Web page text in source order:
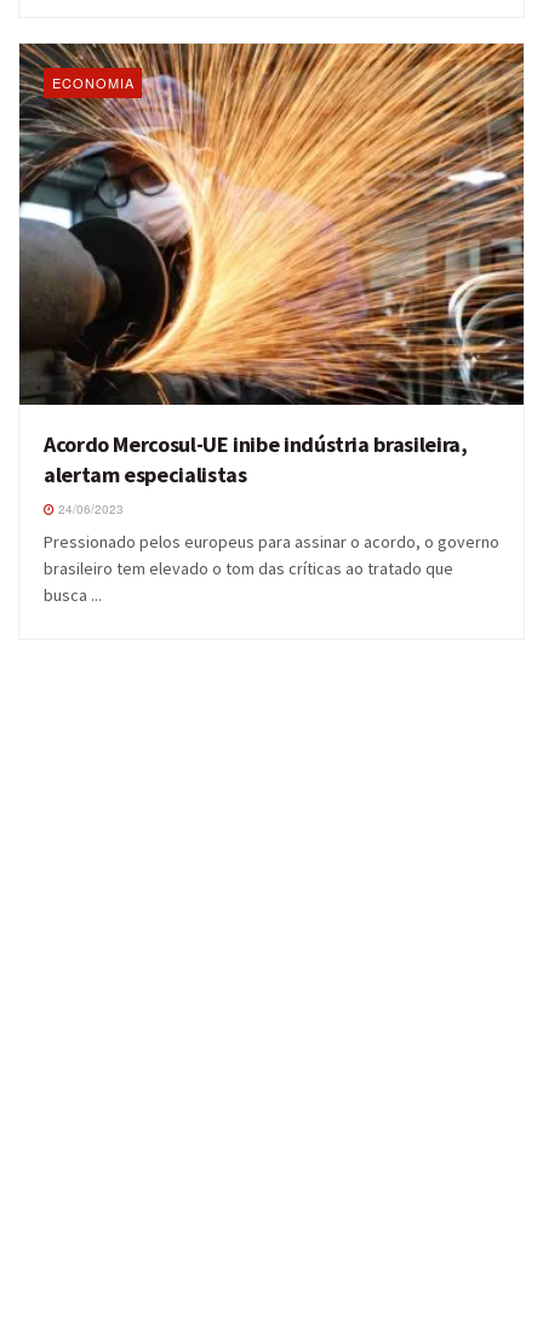
ECONOMIA
Acordo Mercosul-UE inibe indústria brasileira,
alertam especialistas
24/06/2023
Pressionado pelos europeus para assinar o acordo, o governo
brasileiro tem elevado o tom das críticas ao tratado que
busca ...